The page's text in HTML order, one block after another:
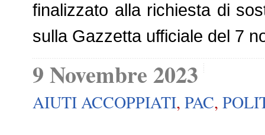
finalizzato alla richiesta di
sulla Gazzetta ufficiale del 7
9 Novembre 2023
AIUTI ACCOPPIATI, PAC,